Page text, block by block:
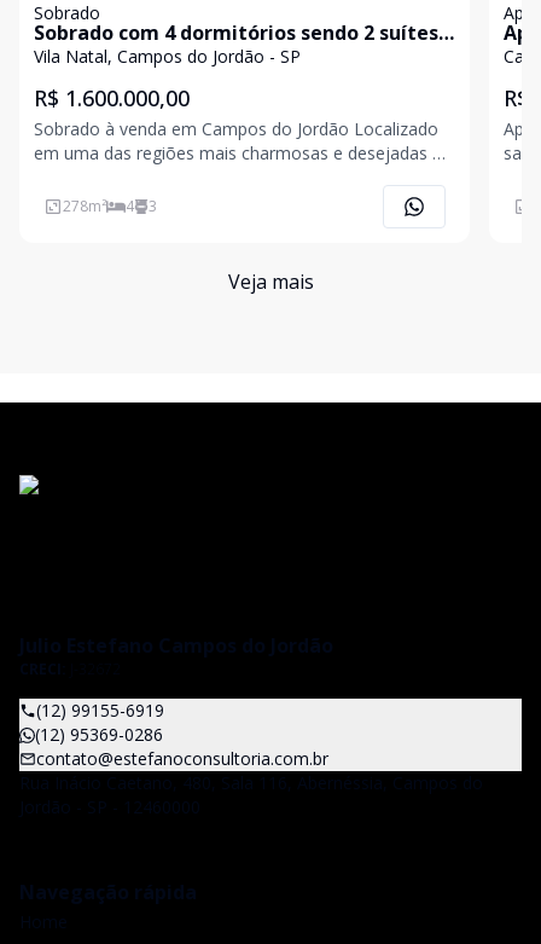
Sobrado
Sobrado com 4 dormitórios sendo 2 suítes
no bairro Vila Natal em Campos do Jordão
Vila Natal, Campos do Jordão - SP
R$ 1.600.000,00
Sobrado à venda em Campos do Jordão Localizado
em uma das regiões mais charmosas e desejadas de
sobrado reúne conforto, exclusividade e toda a
atmosfera acolhedora que transforma a experiência
278m² 4 3
R$
sair
no
Veja mais
(12) 99155-6919
(12) 95369-0286
contato@estefanoconsultoria.com.br